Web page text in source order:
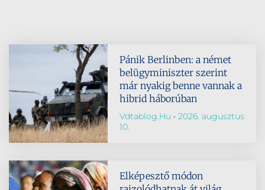
Pánik Berlinben: a német
belügyminiszter szerint
már nyakig benne vannak a
hibrid háborúban
Vdtablog.hu
2026. augusztus
10.
Elképesztő módon